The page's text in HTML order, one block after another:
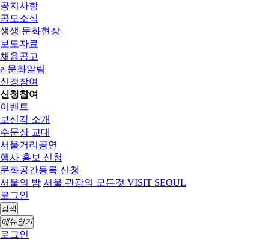
공지사항
공모소식
생생 문화현장
보도자료
채용공고
e-문화알림
신청참여
신청참여
이벤트
보신각 소개
수문장 교대
서울거리공연
행사 홍보 신청
문화공간등록 신청
서울의 밤 서울 관광의 모든것 VISIT SEOUL
로그인
검색
메뉴열기
로그인